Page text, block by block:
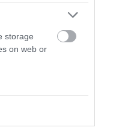
storage
on web or